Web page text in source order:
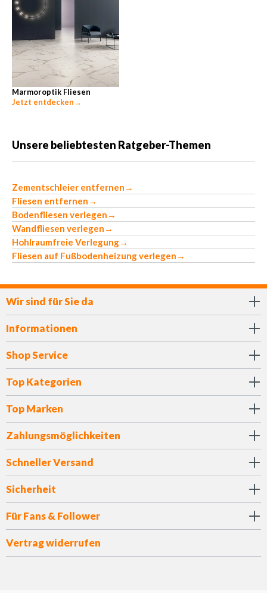
Marmoroptik Fliesen
Jetzt entdecken→
Unsere beliebtesten Ratgeber-Themen
Zementschleier entfernen →
Fliesen entfernen →
Bodenfliesen verlegen →
Wandfliesen verlegen →
Hohlraumfreie Verlegung→
Fliesen auf Fußbodenheizung verlegen →
Wir sind für Sie da
Informationen
Shop Service
Top Kategorien
Top Marken
Zahlungsmöglichkeiten
Schneller Versand
Sicherheit
Für Fans & Follower
Vertrag widerrufen